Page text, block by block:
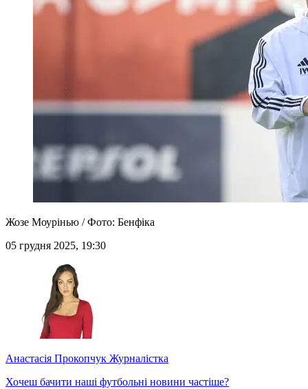
Жозе Моурінью / Фото: Бенфіка
05 грудня 2025, 19:30
Анастасія Прокопчук Журналістка
Хочеш бачити наші футбольні новини частіше?